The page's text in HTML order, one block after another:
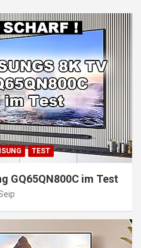
TEST
GQ65QN800C im Test